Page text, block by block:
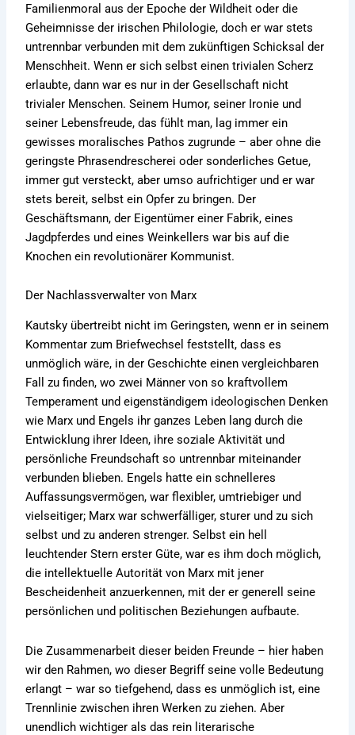
Familienmoral aus der Epoche der Wildheit oder die
Geheimnisse der irischen Philologie, doch er war stets
untrennbar verbunden mit dem zukünftigen Schicksal der
Menschheit. Wenn er sich selbst einen trivialen Scherz
erlaubte, dann war es nur in der Gesellschaft nicht
trivialer Menschen. Seinem Humor, seiner Ironie und
seiner Lebensfreude, das fühlt man, lag immer ein
gewisses moralisches Pathos zugrunde – aber ohne die
geringste Phrasendrescherei oder sonderliches Getue,
immer gut versteckt, aber umso aufrichtiger und er war
stets bereit, selbst ein Opfer zu bringen. Der
Geschäftsmann, der Eigentümer einer Fabrik, eines
Jagdpferdes und eines Weinkellers war bis auf die
Knochen ein revolutionärer Kommunist.
Der Nachlassverwalter von Marx
Kautsky übertreibt nicht im Geringsten, wenn er in seinem
Kommentar zum Briefwechsel feststellt, dass es
unmöglich wäre, in der Geschichte einen vergleichbaren
Fall zu finden, wo zwei Männer von so kraftvollem
Temperament und eigenständigem ideologischen Denken
wie Marx und Engels ihr ganzes Leben lang durch die
Entwicklung ihrer Ideen, ihre soziale Aktivität und
persönliche Freundschaft so untrennbar miteinander
verbunden blieben. Engels hatte ein schnelleres
Auffassungsvermögen, war flexibler, umtriebiger und
vielseitiger; Marx war schwerfälliger, sturer und zu sich
selbst und zu anderen strenger. Selbst ein hell
leuchtender Stern erster Güte, war es ihm doch möglich,
die intellektuelle Autorität von Marx mit jener
Bescheidenheit anzuerkennen, mit der er generell seine
persönlichen und politischen Beziehungen aufbaute.
Die Zusammenarbeit dieser beiden Freunde – hier haben
wir den Rahmen, wo dieser Begriff seine volle Bedeutung
erlangt – war so tiefgehend, dass es unmöglich ist, eine
Trennlinie zwischen ihren Werken zu ziehen. Aber
unendlich wichtiger als das rein literarische